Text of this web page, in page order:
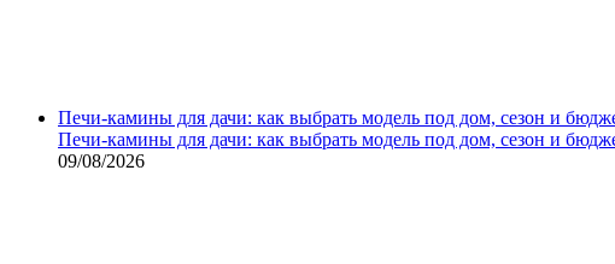
Печи-камины для дачи: как выбрать модель под дом, сезон и
Печи-камины для дачи: как выбрать модель под дом, сезон и
09/08/2026